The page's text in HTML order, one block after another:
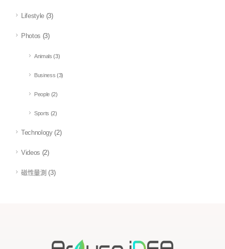
Lifestyle (3)
Photos (3)
Animals (3)
Business (3)
People (2)
Sports (2)
Technology(2)
Videos (2)
磁性量測 (3)